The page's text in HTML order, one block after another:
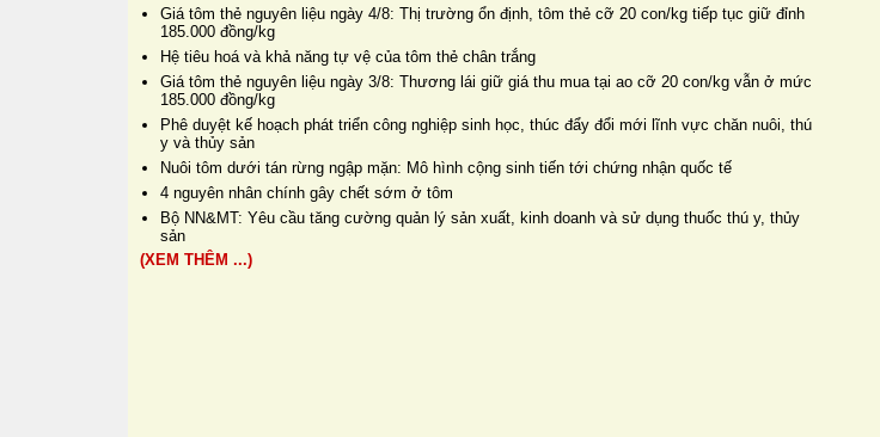
Giá tôm thẻ nguyên liệu ngày 4/8: Thị trường ổn định, tôm thẻ cỡ 20 con/kg tiếp tục giữ đỉnh
185.000 đồng/kg
Hệ tiêu hoá và khả năng tự vệ của tôm thẻ chân trắng
Giá tôm thẻ nguyên liệu ngày 3/8: Thương lái giữ giá thu mua tại ao cỡ 20 con/kg vẫn ở mức
185.000 đồng/kg
Phê duyệt kế hoạch phát triển công nghiệp sinh học, thúc đẩy đổi mới lĩnh vực chăn nuôi, thú
y và thủy sản
Nuôi tôm dưới tán rừng ngập mặn: Mô hình cộng sinh tiến tới chứng nhận quốc tế
4 nguyên nhân chính gây chết sớm ở tôm
Bộ NN&MT: Yêu cầu tăng cường quản lý sản xuất, kinh doanh và sử dụng thuốc thú y, thủy
sản
(XEM THÊM ...)